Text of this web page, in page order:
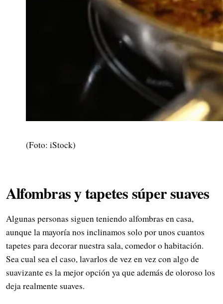
(Foto: iStock)
Alfombras y tapetes súper suaves
Algunas personas siguen teniendo alfombras en casa,
aunque la mayoría nos inclinamos solo por unos cuantos
tapetes para decorar nuestra sala, comedor o habitación.
Sea cual sea el caso, lavarlos de vez en vez con algo de
suavizante es la mejor opción ya que además de oloroso los
deja realmente suaves.